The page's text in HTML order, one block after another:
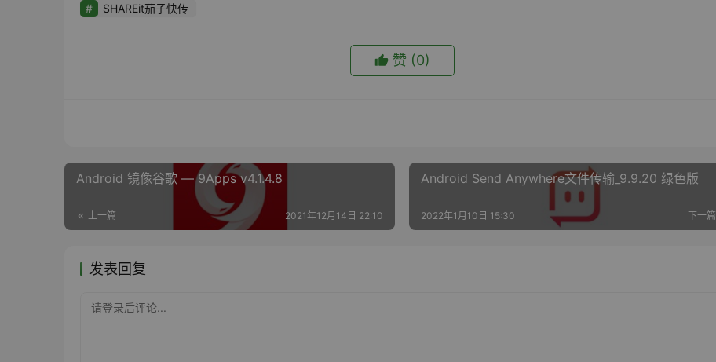
SHAREit茄子快传
赞 (0)
Android 镜像谷歌 — 9Apps v4.1.4.8
上一篇 2021年12月14日 22:10
Android Send Anywhere文件传输_9.9.20 绿色版
下一篇
2022年1月10日 15:30
发表回复
请登录后评论...